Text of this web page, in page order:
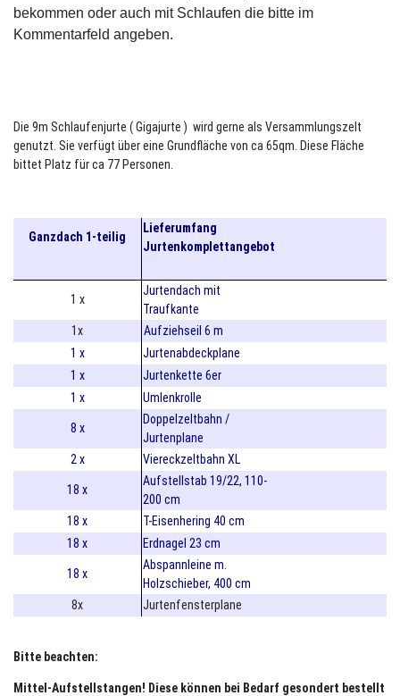
bekommen oder auch mit Schlaufen die bitte im
Kommentarfeld angeben.
Die 9m Schlaufenjurte ( Gigajurte ) wird gerne als Versammlungszelt
genutzt. Sie verfügt über eine Grundfläche von ca 65qm. Diese Fläche
bittet Platz für ca 77 Personen.
Ganzdach 1-teilig
Lieferumfang
Jurtenkomplettangebot
1 x
Jurtendach mit
Traufkante
1x
Aufziehseil 6 m
1 x
Jurtenabdeckplane
1 x
Jurtenkette 6er
1 x
Umlenkrolle
8 x
Doppelzeltbahn /
Jurtenplane
2 x
Viereckzeltbahn XL
18 x
Aufstellstab 19/22, 110-
200 cm
18 x
T-Eisenhering 40 cm
18 x
Erdnagel 23 cm
18 x
Abspannleine m.
Holzschieber, 400 cm
8x
Jurtenfensterplane
Bitte beachten:
Mittel-Aufstellstangen! Diese können bei Bedarf gesondert bestellt